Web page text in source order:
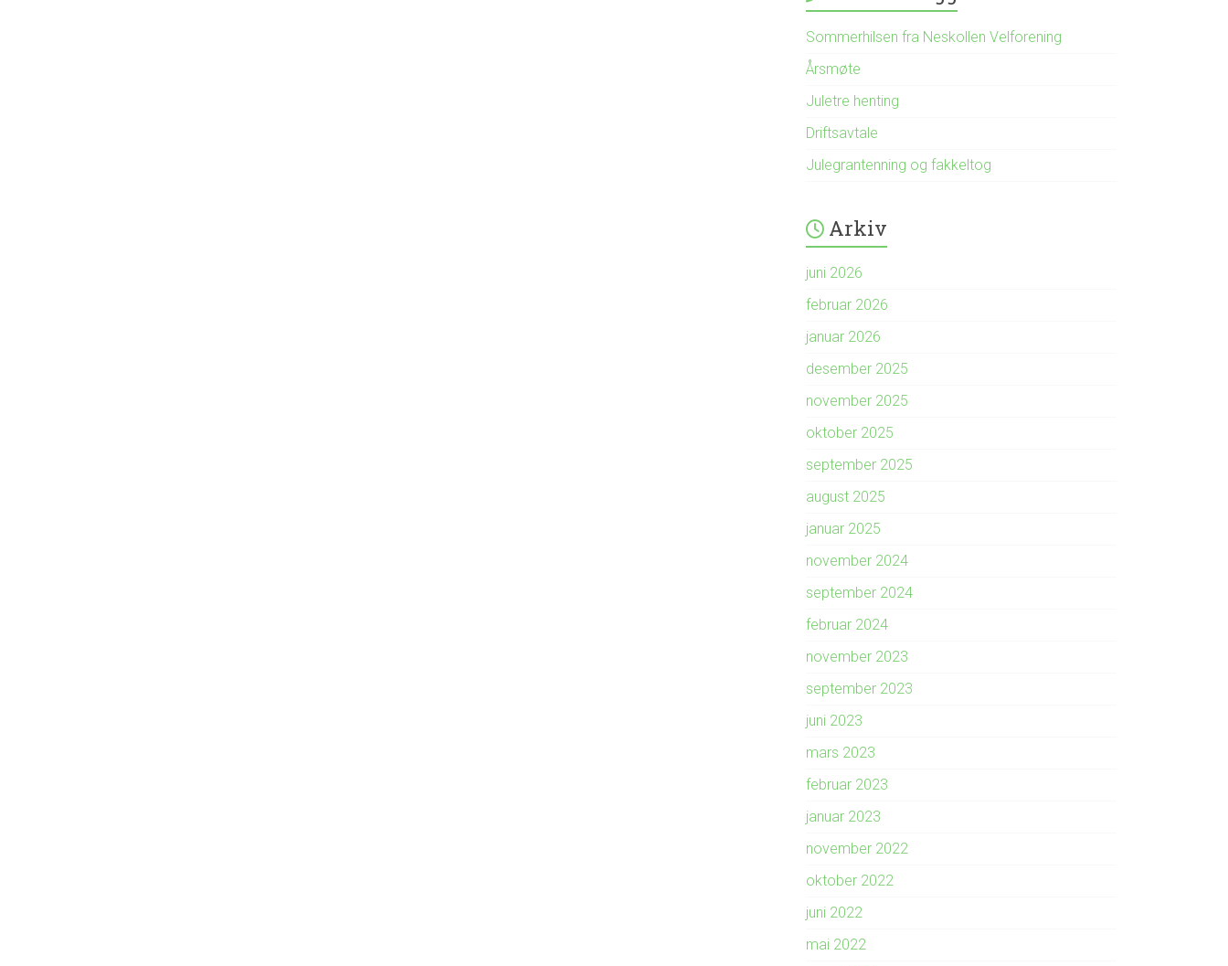
Sommerhilsen fra Neskollen Velforening
Årsmøte
Juletre henting
Driftsavtale
Julegrantenning og fakkeltog
Arkiv
juni 2026
februar 2026
januar 2026
desember 2025
november 2025
oktober 2025
september 2025
august 2025
januar 2025
november 2024
september 2024
februar 2024
november 2023
september 2023
juni 2023
mars 2023
februar 2023
januar 2023
november 2022
oktober 2022
juni 2022
mai 2022